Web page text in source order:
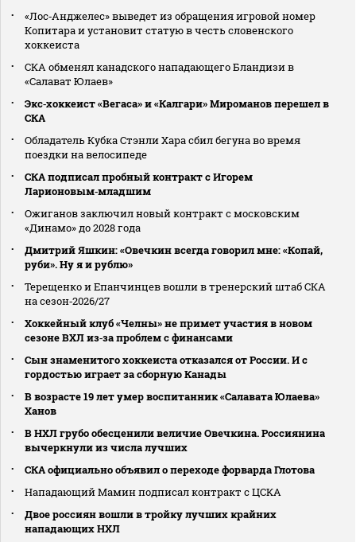
«Лос‑Анджелес» выведет из обращения игровой номер
Копитара и установит статую в честь словенского
хоккеиста
СКА обменял канадского нападающего Бландизи в
«Салават Юлаев»
Экс‑хоккеист «Вегаса» и «Калгари» Мироманов перешел в
СКА
Обладатель Кубка Стэнли Хара сбил бегуна во время
поездки на велосипеде
СКА подписал пробный контракт с Игорем
Ларионовым‑младшим
Ожиганов заключил новый контракт с московским
«Динамо» до 2028 года
Дмитрий Яшкин: «Овечкин всегда говорил мне: «Копай,
руби». Ну я и рублю»
Терещенко и Епанчинцев вошли в тренерский штаб СКА
на сезон‑2026/27
Хоккейный клуб «Челны» не примет участия в новом
сезоне ВХЛ из‑за проблем с финансами
Сын знаменитого хоккеиста отказался от России. И с
гордостью играет за сборную Канады
В возрасте 19 лет умер воспитанник «Салавата Юлаева»
Ханов
В НХЛ грубо обесценили величие Овечкина. Россиянина
вычеркнули из числа лучших
СКА официально объявил о переходе форварда Глотова
Нападающий Мамин подписал контракт с ЦСКА
Двое россиян вошли в тройку лучших крайних
нападающих НХЛ